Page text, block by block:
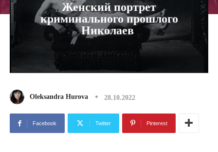
Женский портрет
криминального прошлого
Николаев
Oleksandra Hurova 28.10.2022
Facebook Twitter Pinterest